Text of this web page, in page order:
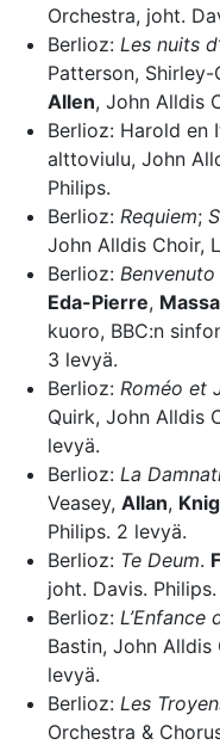
Orchestra, joht.
Berlioz: Les nuits
Patterson, Shirley-
Allen, John Alldis
Berlioz: Harold en
alttoviulu, John
Philips.
Berlioz: Requiem;
John Alldis Choir,
Berlioz:
Eda-Pierre,
kuoro, BBC:n
3 levyä.
Berlioz: Roméo et
Quirk, John Alldis
levyä.
Berlioz: La
Veasey, Allan,
Philips. 2 levyä.
Berlioz: Te Deum.
joht. Davis. Philips.
Berlioz: L’Enfance
Bastin, John Alldis
levyä.
Berlioz: Les
Orchestra &